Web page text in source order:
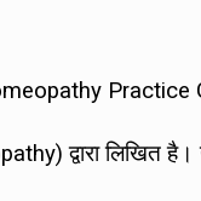
Practice
द्वारा लिखित